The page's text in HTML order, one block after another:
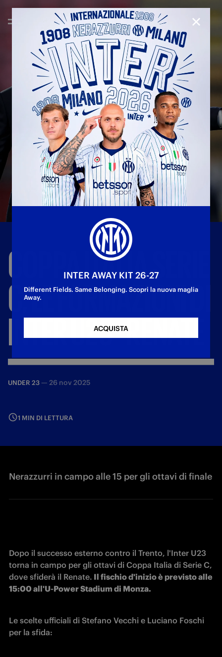
COPPAITALIASERIE
C,LEFORMAZIONIDI
INTERU23-RENATE
UNDER 23 — 26 nov 2025
1 MIN DI LETTURA
Nerazzurri in campo alle 15 per gli ottavi di finale
Dopo il successo esterno contro il Trento, l'Inter U23
torna in campo per gli ottavi di Coppa Italia di Serie C,
dove sfiderà il Renate. Il fischio d'inizio è previsto alle
15:00 all'U-Power Stadium di Monza.
Le scelte ufficiali di Stefano Vecchi e Luciano Foschi
per la sfida:
INTER AWAY KIT 26-27
Different Fields. Same Belonging. Scopri la nuova maglia
Away.
ACQUISTA